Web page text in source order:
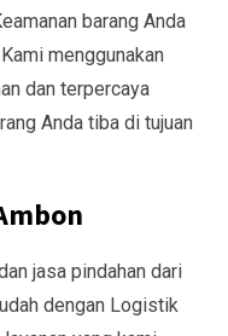
barang Anda
menggunakan
dan terpercaya
Anda tiba di tujuan
jasa pindahan dari
dengan Logistik